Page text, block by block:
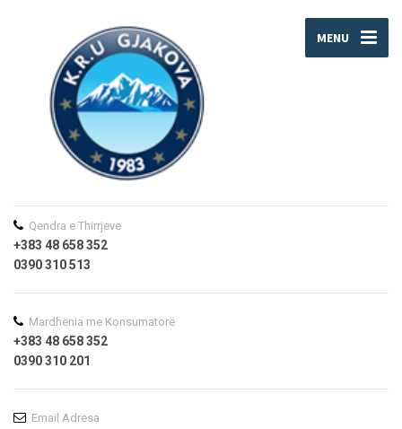
MENU
Qendra e Thirrjeve
+383 48 658 352
0390 310 513
Mardhënia me Konsumatorë
+383 48 658 352
0390 310 201
Email Adresa